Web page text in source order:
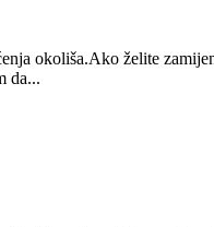
okoliša.Ako želite
da...